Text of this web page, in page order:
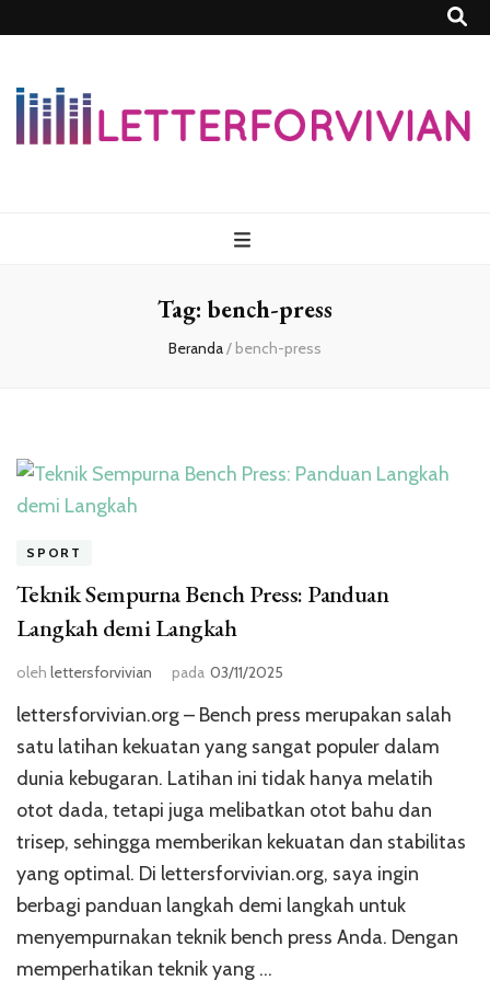
Tag: bench-press
Beranda/ bench-press
SPORT
Teknik Sempurna Bench Press: Panduan
Langkah demi Langkah
oleh lettersforvivian pada 03/11/2025
lettersforvivian.org – Bench press merupakan salah
satu latihan kekuatan yang sangat populer dalam
dunia kebugaran. Latihan ini tidak hanya melatih
otot dada, tetapi juga melibatkan otot bahu dan
trisep, sehingga memberikan kekuatan dan stabilitas
yang optimal. Di lettersforvivian.org, saya ingin
berbagi panduan langkah demi langkah untuk
menyempurnakan teknik bench press Anda. Dengan
memperhatikan teknik yang …